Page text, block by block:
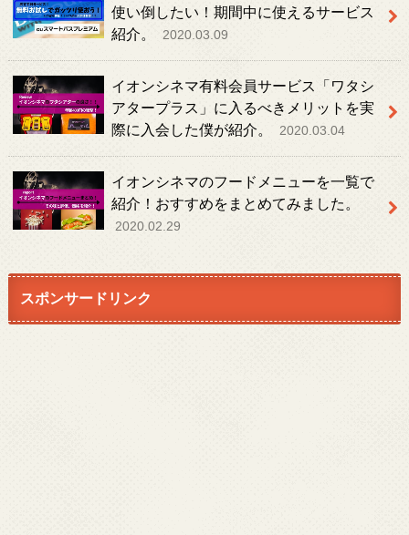
使い倒したい！期間中に使えるサービス
紹介。
2020.03.09
イオンシネマ有料会員サービス「ワタシ
アタープラス」に入るべきメリットを実
際に入会した僕が紹介。
2020.03.04
イオンシネマのフードメニューを一覧で
紹介！おすすめをまとめてみました。
2020.02.29
スポンサードリンク